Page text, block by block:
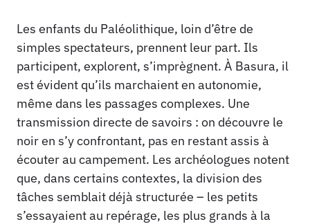
Les enfants du Paléolithique, loin d’être de
simples spectateurs, prennent leur part. Ils
participent, explorent, s’imprègnent. À Basura, il
est évident qu’ils marchaient en autonomie,
même dans les passages complexes. Une
transmission directe de savoirs : on découvre le
noir en s’y confrontant, pas en restant assis à
écouter au campement. Les archéologues notent
que, dans certains contextes, la division des
tâches semblait déjà structurée – les petits
s’essayaient au repérage, les plus grands à la